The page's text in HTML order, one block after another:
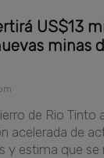
US$13
minas
de Rio Tinto
acelerada de
estima que se r